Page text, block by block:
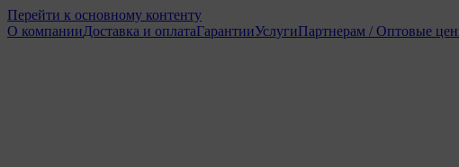
Перейти к основному контенту
О компанииДоставка и оплатаГарантииУслугиПартнерам / Оптовые